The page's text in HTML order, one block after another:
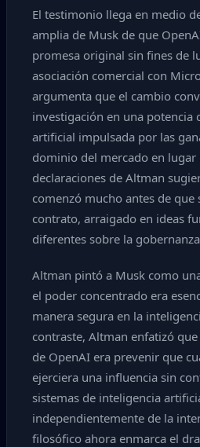
El testimonio llega en medio
amplia de Musk de que
promesa original sin fines de
asociación comercial con
argumenta que el cambio
investigación en una potencia
artificial impulsada por las
dominio del mercado en lugar
declaraciones de Altman
comenzó mucho antes de
contrato, arraigado en ideas
diferentes sobre la
Altman pintó a Musk como
el poder concentrado era
manera segura en la
contraste, Altman enfatizó
de OpenAI era prevenir que
ejerciera una influencia sin
sistemas de inteligencia
independientemente de la
filosófico ahora enmarca el